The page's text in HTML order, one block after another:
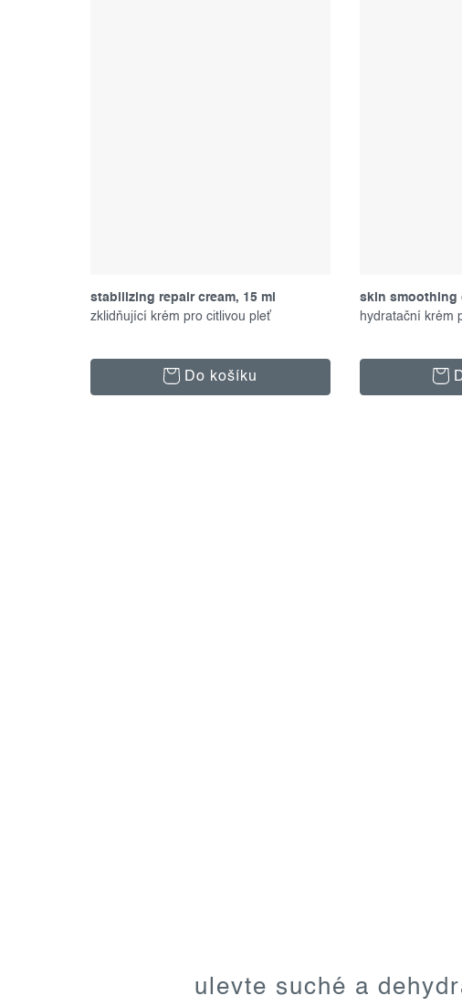
stabilizing repair cream, 15 ml
zklidňující krém pro citlivou pleť
Do košíku
skin smoothing
ml
hydratační krém
ulevte suché a